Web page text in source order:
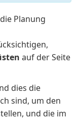
Planung
auf der Seite
dies die
sind, um den
und die im